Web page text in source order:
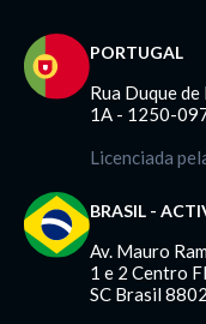
PORTUGAL
Rua Duque de
1A - 1250-
Licenciada
BRASIL -
Av. Mauro
1 e 2 Centro
SC Brasil